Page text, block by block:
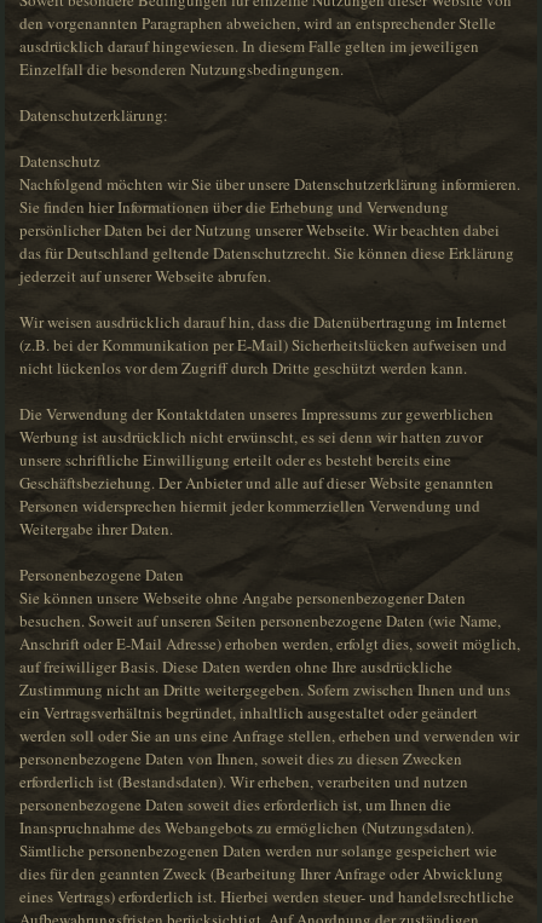
den vorgenannten Paragraphen abweichen, wird an entsprechender Stelle
ausdrücklich darauf hingewiesen. In diesem Falle gelten im jeweiligen
Einzelfall die besonderen Nutzungsbedingungen.
Datenschutzerklärung:
Datenschutz
Nachfolgend möchten wir Sie über unsere Datenschutzerklärung informieren.
Sie finden hier Informationen über die Erhebung und Verwendung
persönlicher Daten bei der Nutzung unserer Webseite. Wir beachten dabei
das für Deutschland geltende Datenschutzrecht. Sie können diese Erklärung
jederzeit auf unserer Webseite abrufen.
Wir weisen ausdrücklich darauf hin, dass die Datenübertragung im Internet
(z.B. bei der Kommunikation per E-Mail) Sicherheitslücken aufweisen und
nicht lückenlos vor dem Zugriff durch Dritte geschützt werden kann.
Die Verwendung der Kontaktdaten unseres Impressums zur gewerblichen
Werbung ist ausdrücklich nicht erwünscht, es sei denn wir hatten zuvor
unsere schriftliche Einwilligung erteilt oder es besteht bereits eine
Geschäftsbeziehung. Der Anbieter und alle auf dieser Website genannten
Personen widersprechen hiermit jeder kommerziellen Verwendung und
Weitergabe ihrer Daten.
Personenbezogene Daten
Sie können unsere Webseite ohne Angabe personenbezogener Daten
besuchen. Soweit auf unseren Seiten personenbezogene Daten (wie Name,
Anschrift oder E-Mail Adresse) erhoben werden, erfolgt dies, soweit möglich,
auf freiwilliger Basis. Diese Daten werden ohne Ihre ausdrückliche
Zustimmung nicht an Dritte weitergegeben. Sofern zwischen Ihnen und uns
ein Vertragsverhältnis begründet, inhaltlich ausgestaltet oder geändert
werden soll oder Sie an uns eine Anfrage stellen, erheben und verwenden wir
personenbezogene Daten von Ihnen, soweit dies zu diesen Zwecken
erforderlich ist (Bestandsdaten). Wir erheben, verarbeiten und nutzen
personenbezogene Daten soweit dies erforderlich ist, um Ihnen die
Inanspruchnahme des Webangebots zu ermöglichen (Nutzungsdaten).
Sämtliche personenbezogenen Daten werden nur solange gespeichert wie
dies für den geannten Zweck (Bearbeitung Ihrer Anfrage oder Abwicklung
eines Vertrags) erforderlich ist. Hierbei werden steuer- und handelsrechtliche